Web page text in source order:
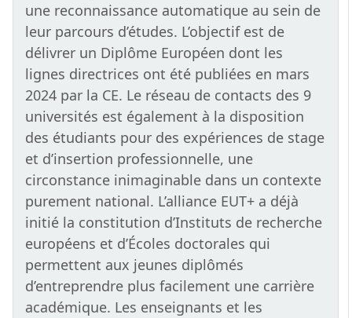
une reconnaissance automatique au sein de
leur parcours d’études. L’objectif est de
délivrer un Diplôme Européen dont les
lignes directrices ont été publiées en mars
2024 par la CE. Le réseau de contacts des 9
universités est également à la disposition
des étudiants pour des expériences de stage
et d’insertion professionnelle, une
circonstance inimaginable dans un contexte
purement national. L’alliance EUT+ a déjà
initié la constitution d’Instituts de recherche
européens et d’Écoles doctorales qui
permettent aux jeunes diplômés
d’entreprendre plus facilement une carrière
académique. Les enseignants et les